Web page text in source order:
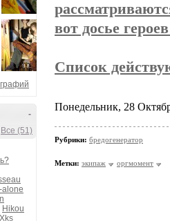
-
Все (51)
alone
Hikou
вот досье
Список
Понедельник, 28
Рубрики: бредогенератор
Метки: экипаж оргмомент